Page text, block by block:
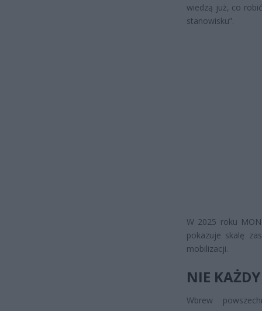
wiedzą już, co
stanowisku”.
W 2025 roku
pokazuje skalę
mobilizacji.
NIE
Wbrew